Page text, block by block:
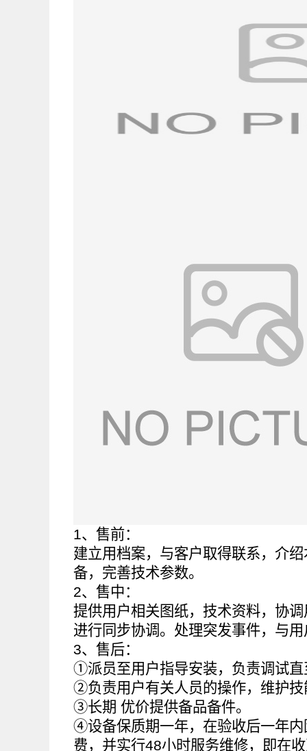
1、售前：
建立用档案，与客户取得联系，介
备，完善技术参数。
2、售中：
提供用户相关图纸，技术资料，协
进行同步协调。处理突发事件，与
3、售后：
①派员至用户指导安装，负责调试直
②负责用户有关人员的操作，维护技
③长期 优价提供备品备件。
④设备保质期一年，在验收后一年
费，并实行48小时服务维修，即在